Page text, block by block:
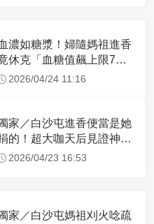
濃如糖漿！婦隨媽祖進香
休克「血糖值飆上限7
倍」 醫曝原因
2026/04/24 11:16
家／白沙屯進香便當是她
的！超大咖天后見證神
一靠近媽祖就爆哭
2026/04/23 16:53
家／白沙屯媽祖刈火唸疏